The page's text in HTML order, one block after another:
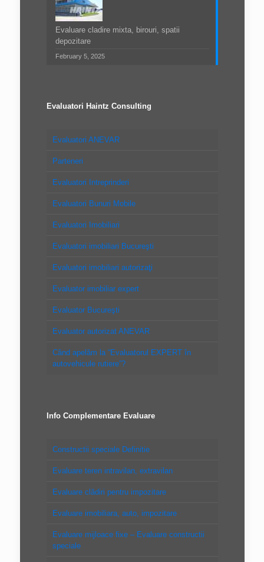
Evaluare cladire mixta, birouri, spatii
depozitare
February 5, 2025
Evaluatori Haintz Consulting
Evaluatori ANEVAR
Parteneri
Evaluatori Intreprinderi
Evaluatori Bunuri Mobile
Evaluatori Imobiliari
Evaluatori imobiliari Bucureşti
Evaluatori imobiliari autorizaţi
Evaluator imobiliar expert
Evaluator Bucureşti
Evaluator autorizat ANEVAR
Când apelăm la “Evaluatorul EXPERT în
autovehicule rutiere”?
Info Complementare Evaluare
Constructii speciale Definitie
Evaluare teren intravilan, extravilan
Evaluare clădiri pentru impozitare
Evaluare imobiliara, auto, impozitare
Evaluare mijloace fixe – Evaluare constructii
speciale